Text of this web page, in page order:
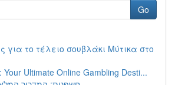
Go
για το τέλειο σουβλάκι Μύτικα στο
Your Ultimate Online Gambling Desti...